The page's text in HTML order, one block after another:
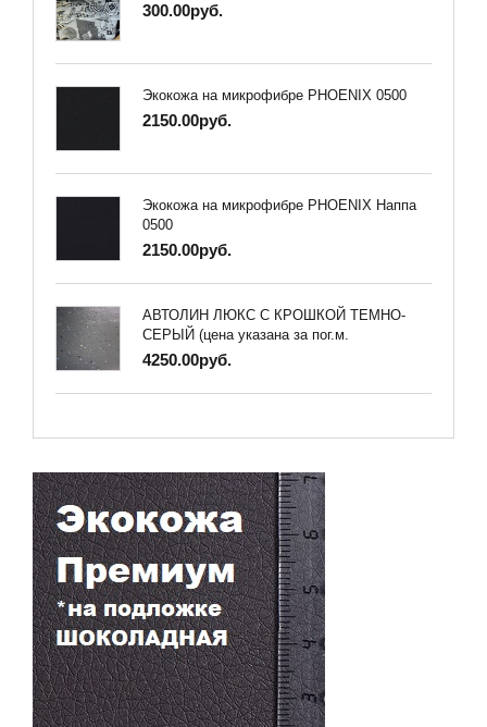
300.00руб.
Экокожа на микрофибре PHOENIX 0500
2150.00руб.
Экокожа на микрофибре PHOENIX Наппа
0500
2150.00руб.
АВТОЛИН ЛЮКС С КРОШКОЙ ТЕМНО-
СЕРЫЙ (цена указана за пог.м.
4250.00руб.